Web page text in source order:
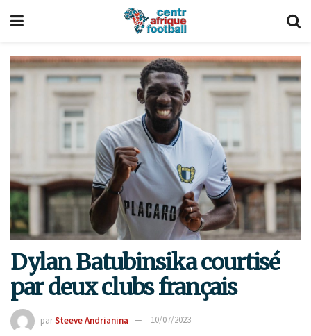
Dylan Batubinsika courtisé
par deux clubs français
parSteeve Andrianina 10/07/2023